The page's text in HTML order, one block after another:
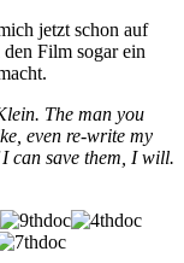
jetzt schon auf
Film sogar ein
The man you
even re-write my
can save them, I will.